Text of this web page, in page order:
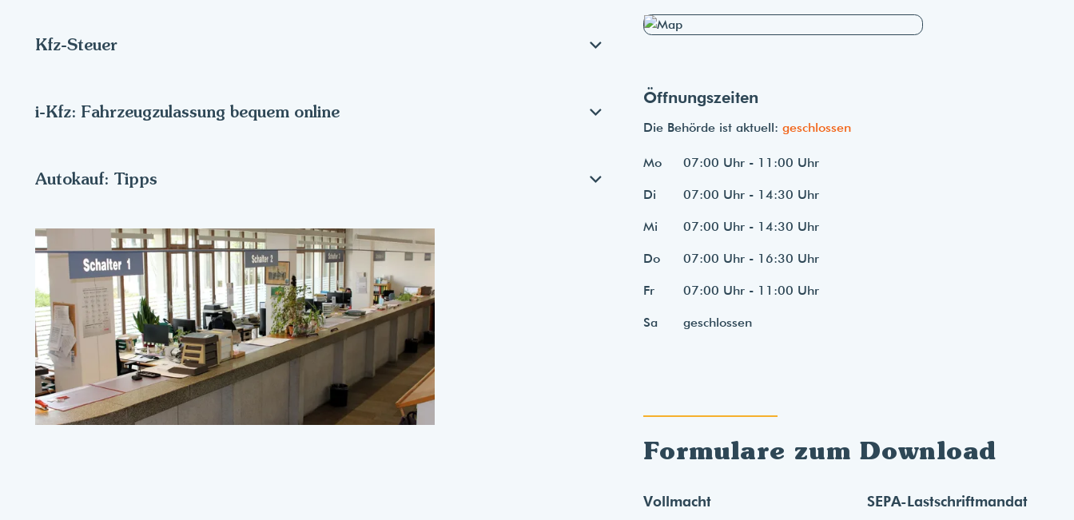
Kfz-Steuer
i-Kfz: Fahrzeugzulassung bequem online
Autokauf: Tipps
Öffnungszeiten
Die Behörde ist aktuell: geschlossen
Mo 07:00 Uhr - 11:00 Uhr
Di 07:00 Uhr - 14:30 Uhr
Mi 07:00 Uhr - 14:30 Uhr
Do 07:00 Uhr - 16:30 Uhr
Fr 07:00 Uhr - 11:00 Uhr
Sa geschlossen
Formulare zum Download
Vollmacht SEPA-Lastschriftmandat